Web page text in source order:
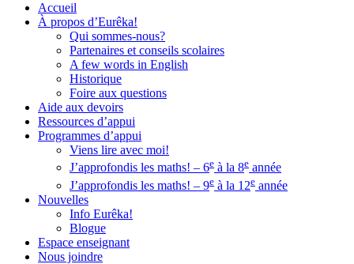
Accueil
À propos d’Eurêka!
Qui sommes-nous?
Partenaires et conseils scolaires
A few words in English
Historique
Foire aux questions
Aide aux devoirs
Ressources d’appui
Programmes d’appui
Viens lire avec moi!
J’approfondis les maths! – 6e à la 8e année
J’approfondis les maths! – 9e à la 12e année
Nouvelles
Info Eurêka!
Blogue
Espace enseignant
Nous joindre